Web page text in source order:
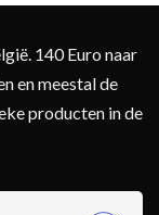
140 Euro naar
en meestal de
producten in de